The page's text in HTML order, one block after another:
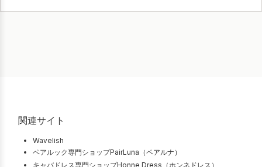
関連サイト
Wavelish
ペアルック専門ショップPairLuna（ペアルナ）
キャバドレス専門ショップHonne Dress（ホンネドレス）